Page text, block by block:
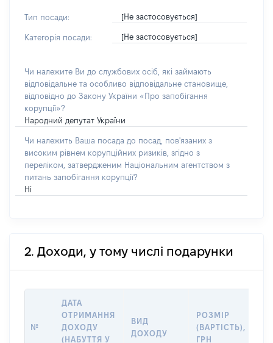
Тип посади: [Не застосовується]
Категорія посади: [Не застосовується]
Чи належите Ви до службових осіб, які займають
відповідальне та особливо відповідальне становище,
відповідно до Закону України «Про запобігання
корупції»?
Народний депутат України
Чи належить Ваша посада до посад, пов'язаних з
високим рівнем корупційних ризиків, згідно з
переліком, затвердженим Національним агентством з
питань запобігання корупції?
Ні
2. Доходи, у тому числі подарунки
№
ДАТА
ОТРИМАННЯ
ДОХОДУ
(НАБУТТЯ У
ВИД
ДОХОДУ
РОЗМІР
(ВАРТІСТЬ),
ГРН